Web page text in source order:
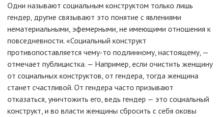
Одни называют социальным конструктом только лишь
гендер, другие связывают это понятие с явлениями
нематериальными, эфемерными, не имеющими отношения к
повседневности. «Социальный конструкт
противопоставляется чему-то подлинному, настоящему, —
отмечает публицистка. — Например, если очистить женщину
от социальных конструктов, от гендера, тогда женщина
станет счастливой. От гендера часто призывают
отказаться, уничтожить его, ведь гендер — это социальный
конструкт, и во власти женщины сбросить с себя оковы